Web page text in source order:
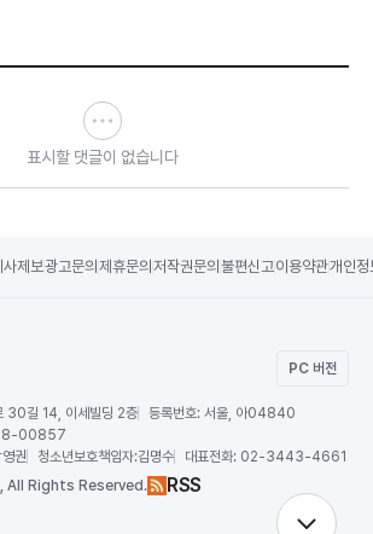
표시할 댓글이 없습니다
사제보광고문의 제휴문의 저작권문의 불편신고이용약관개인정
PC 버전
30길 14, 이세빌딩 2층 등록번호: 서울, 아04840
00857
권 청소년보호책임자:김명수 대표전화: 02-3443-4661
All Rights Reserved. RSS